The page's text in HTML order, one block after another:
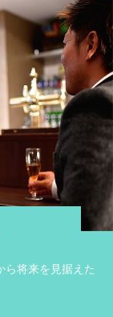
ら将来を見据えた